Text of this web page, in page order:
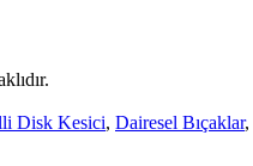
Disk Kesici, Dairesel Bıçaklar,